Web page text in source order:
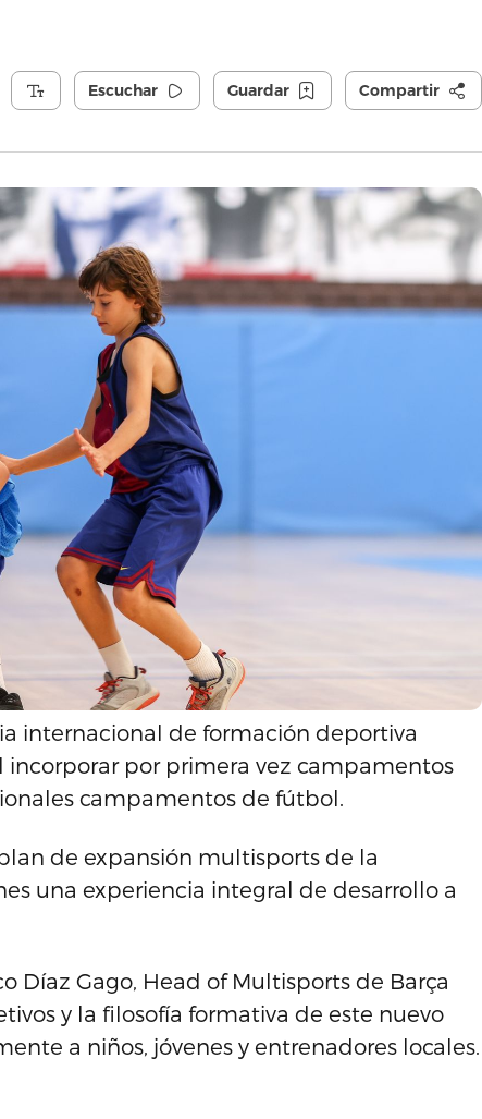
Escuchar Guardar Compartir
internacional de formación deportiva
incorporar por primera vez campamentos
campamentos de fútbol.
de expansión multisports de la
una experiencia integral de desarrollo a
Díaz Gago, Head of Multisports de Barça
y la filosofía formativa de este nuevo
a niños, jóvenes y entrenadores locales.